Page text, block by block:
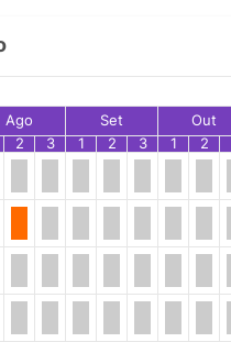
Ago
Set Out
2 3 1 2 3 1 2